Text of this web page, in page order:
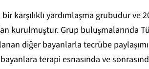
karşılıklı yardımlaşma grubudur ve
kurulmuştur. Grup buluşmalarında
diĝer bayanlarla tecrübe
terapi esnasında ve